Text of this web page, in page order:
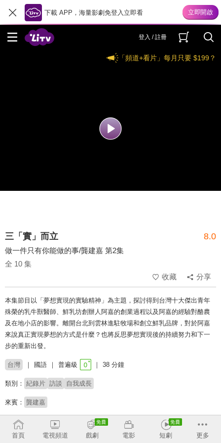
下載 APP，海量影劇免登入立即看
登入 / 註冊
「頻道+看片」每月只要 $199？
三「實」而立 8.0
做一件只有你能做的事/龔建嘉 第2集
全 10 集
收藏
分享
本集節目以「夢想實現的實驗精神」為主題，探討得到台灣十大傑出青年
殊榮的乳牛獸醫師、鮮乳坊創辦人阿嘉的創業過程以及阿嘉的經驗對酪農
及在地小店的影響。離開台北到雲林進駐牧場和創立鮮乳品牌，對於阿嘉
來說真正實現夢想的方式是什麼？也將反思夢想實現後的持續努力和下一
步的重新出發。
台灣 國語 普遍級 38 分鐘
類別： 紀錄片 訪談 自我成長
來賓： 龔建嘉
主持：
首頁 電視頻道 戲劇 電影 短劇 更多